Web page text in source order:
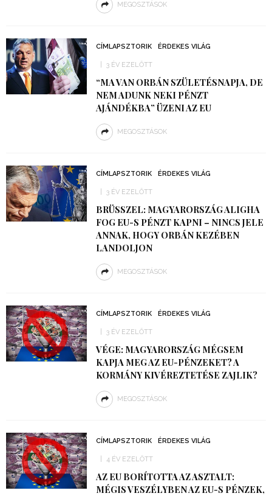
MEGOSZTÁSOK
CÍMLAPSZTORIK ÉRDEKES VILÁG
3 ÉV EZELŐTT
“MA VAN ORBÁN SZÜLETÉSNAPJA, DE
NEM ADUNK NEKI PÉNZT
AJÁNDÉKBA” ÜZENI AZ EU
MEGOSZTÁSOK
CÍMLAPSZTORIK ÉRDEKES VILÁG
3 ÉV EZELŐTT
BRÜSSZEL: MAGYARORSZÁG ALIGHA
FOG EU-S PÉNZT KAPNI – NINCS JELE
ANNAK, HOGY ORBÁN KEZÉBEN
LANDOLJON
MEGOSZTÁSOK
CÍMLAPSZTORIK ÉRDEKES VILÁG
3 ÉV EZELŐTT
VÉGE: MAGYARORSZÁG MÉGSEM
KAPJA MEG AZ EU-PÉNZEKET? A
KORMÁNY KIVÉREZTETÉSE ZAJLIK?
MEGOSZTÁSOK
CÍMLAPSZTORIK ÉRDEKES VILÁG
4 ÉV EZELŐTT
AZ EU BORÍTOTTA AZ ASZTALT:
MÉGIS VESZÉLYBEN AZ EU-S PÉNZEK,